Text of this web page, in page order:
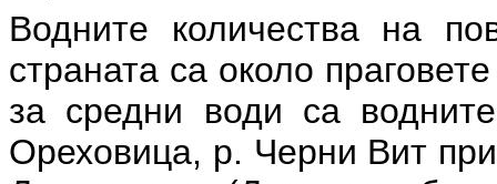
Водните количества на
страната са около
за средни води са
Ореховица, р. Черни Вит